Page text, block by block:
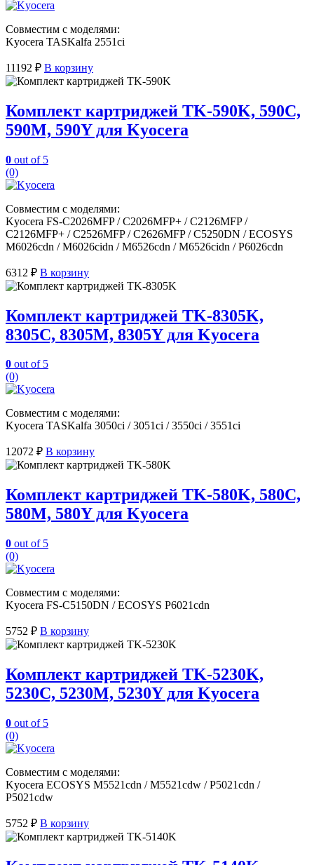
Совместим с моделями:
Kyocera TASKalfa 2551ci
11192 ₽ В корзину
Комплект картриджей TK-590K, 590C,
590M, 590Y для Kyocera
0 out of 5
(0)
Совместим с моделями:
Kyocera FS-C2026MFP / C2026MFP+ / C2126MFP /
C2126MFP+ / C2526MFP / C2626MFP / C5250DN / ECOSYS
M6026cdn / M6026cidn / M6526cdn / M6526cidn / P6026cdn
6312 ₽ В корзину
Комплект картриджей TK-8305K,
8305C, 8305M, 8305Y для Kyocera
0 out of 5
(0)
Совместим с моделями:
Kyocera TASKalfa 3050ci / 3051ci / 3550ci / 3551ci
12072 ₽ В корзину
Комплект картриджей TK-580K, 580C,
580M, 580Y для Kyocera
0 out of 5
(0)
Совместим с моделями:
Kyocera FS-C5150DN / ECOSYS P6021cdn
5752 ₽ В корзину
Комплект картриджей TK-5230K,
5230C, 5230M, 5230Y для Kyocera
0 out of 5
(0)
Совместим с моделями:
Kyocera ECOSYS M5521cdn / M5521cdw / P5021cdn /
P5021cdw
5752 ₽ В корзину